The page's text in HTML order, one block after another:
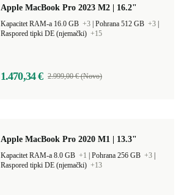
Apple MacBook Pro 2023 M2 | 16.2"
Kapacitet RAM-a 16.0 GB +3 Pohrana 512 GB +3
Raspored tipki DE (njemački) +15
1.470,34 € 2.999,00 € (Novo)
Apple MacBook Pro 2020 M1 | 13.3"
Kapacitet RAM-a 8.0 GB +1 Pohrana 256 GB +3
Raspored tipki DE (njemački) +13